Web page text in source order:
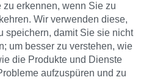
erkennen, wenn Sie zu
Wir verwenden diese,
speichern, damit Sie sie nicht
um besser zu verstehen, wie
die Produkte und Dienste
aufzuspüren und zu